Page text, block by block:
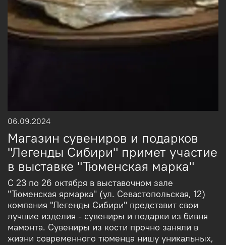
06.09.2024
Магазин сувениров и подарков
"Легенды Сибири" примет участие
в выставке "Тюменская марка"
С 23 по 26 октября в выставочном зале
"Тюменская ярмарка" (ул. Севастопольская, 12)
компания "Легенды Сибири" представит свои
лучшие изделия - сувениры и подарки из бивня
мамонта. Сувениры из кости прочно заняли в
жизни современного тюменца нишу уникальных,